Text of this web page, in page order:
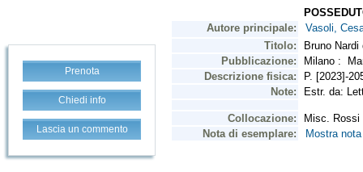
Prenota
Chiedi info
Lascia un commento